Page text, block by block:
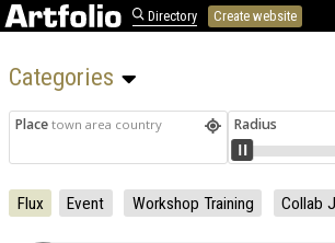
Directory Create website
Categories
Place town area country Radius
Flux Event Workshop Training Collab